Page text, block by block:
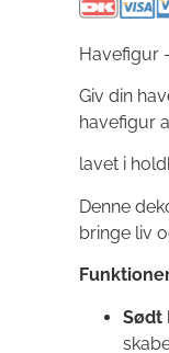
Havefigur
Giv din
havefigur
lavet i
Denne
bringe liv
Sødt